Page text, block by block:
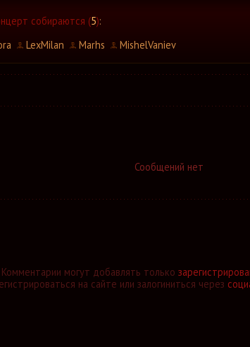
собираются (5):
LexMilan Marhs MishelVaniev
Сообщений нет
Комментарии могут добавлять только
на сайте или залогиниться через